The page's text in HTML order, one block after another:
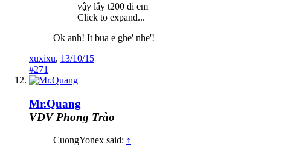
vậy lấy t200 đi em
Click to expand...
Ok anh! It bua e ghe' nhe'!
xuxixu, 13/10/15
#271
Mr.Quang
VĐV Phong Trào
CuongYonex said: ↑